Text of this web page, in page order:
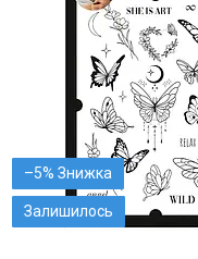
–5%
Залишилось